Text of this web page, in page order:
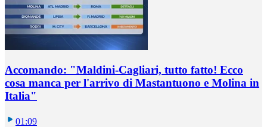
Accomando: "Maldini-Cagliari, tutto fatto! Ecco
cosa manca per l'arrivo di Mastantuono e Molina in
Italia"
01:09